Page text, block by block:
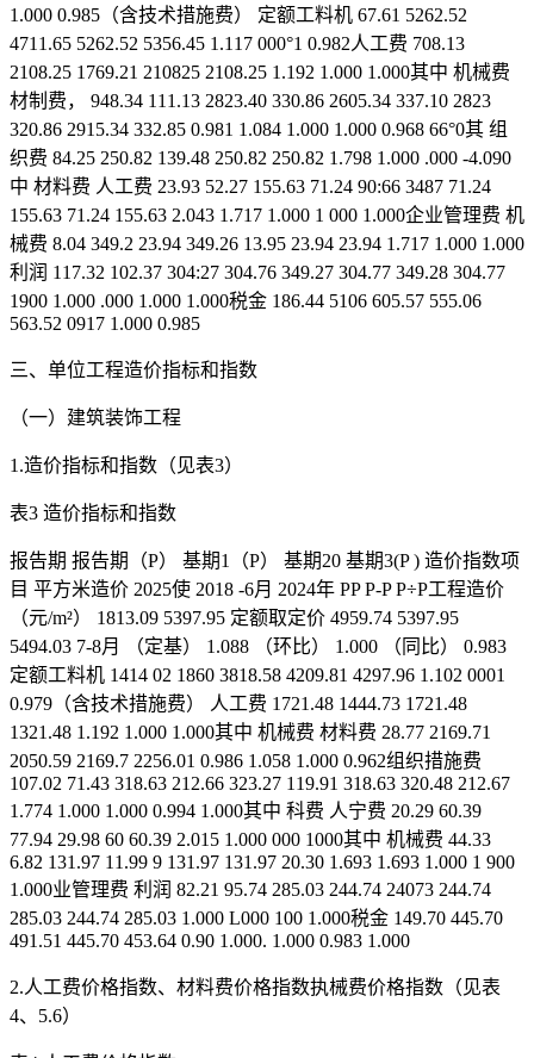
1.000 0.985（含技术措施费） 定额工料机 67.61 5262.52
4711.65 5262.52 5356.45 1.117 000°1 0.982人工费 708.13
2108.25 1769.21 210825 2108.25 1.192 1.000 1.000其中 机械费
材制费， 948.34 111.13 2823.40 330.86 2605.34 337.10 2823
320.86 2915.34 332.85 0.981 1.084 1.000 1.000 0.968 66°0其 组
织费 84.25 250.82 139.48 250.82 250.82 1.798 1.000 .000 -4.090
中 材料费 人工费 23.93 52.27 155.63 71.24 90:66 3487 71.24
155.63 71.24 155.63 2.043 1.717 1.000 1 000 1.000企业管理费 机
械费 8.04 349.2 23.94 349.26 13.95 23.94 23.94 1.717 1.000 1.000
利润 117.32 102.37 304:27 304.76 349.27 304.77 349.28 304.77
1900 1.000 .000 1.000 1.000税金 186.44 5106 605.57 555.06
563.52 0917 1.000 0.985
三、单位工程造价指标和指数
（一）建筑装饰工程
1.造价指标和指数（见表3）
表3 造价指标和指数
报告期 报告期（P） 基期1（P） 基期20 基期3(P ) 造价指数项
目 平方米造价 2025使 2018 -6月 2024年 PP P-P P÷P工程造价
（元/m²） 1813.09 5397.95 定额取定价 4959.74 5397.95
5494.03 7-8月 （定基） 1.088 （环比） 1.000 （同比） 0.983
定额工料机 1414 02 1860 3818.58 4209.81 4297.96 1.102 0001
0.979（含技术措施费） 人工费 1721.48 1444.73 1721.48
1321.48 1.192 1.000 1.000其中 机械费 材料费 28.77 2169.71
2050.59 2169.7 2256.01 0.986 1.058 1.000 0.962组织措施费
107.02 71.43 318.63 212.66 323.27 119.91 318.63 320.48 212.67
1.774 1.000 1.000 0.994 1.000其中 科费 人宁费 20.29 60.39
77.94 29.98 60 60.39 2.015 1.000 000 1000其中 机械费 44.33
6.82 131.97 11.99 9 131.97 131.97 20.30 1.693 1.693 1.000 1 900
1.000业管理费 利润 82.21 95.74 285.03 244.74 24073 244.74
285.03 244.74 285.03 1.000 L000 100 1.000税金 149.70 445.70
491.51 445.70 453.64 0.90 1.000. 1.000 0.983 1.000
2.人工费价格指数、材料费价格指数执械费价格指数（见表
4、5.6）